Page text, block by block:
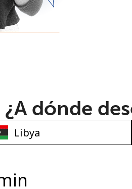
Una letra mayúscula y una
¿A dónde